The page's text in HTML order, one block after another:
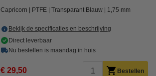
Capricorn PTFE Transparant Blauw 1,75 mm
Bekijk de specificaties en beschrijving
Direct leverbaar
Nu bestellen is maandag in huis
€ 29,50 Bestellen